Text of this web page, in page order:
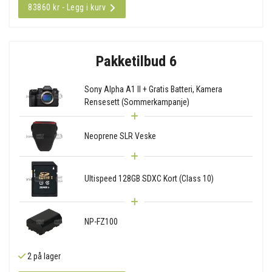
83860 kr - Legg i kurv
Pakketilbud 6
Sony Alpha A1 II + Gratis Batteri, Kamera
Rensesett (Sommerkampanje)
Neoprene SLR Veske
Ultispeed 128GB SDXC Kort (Class 10)
NP-FZ100
2 på lager